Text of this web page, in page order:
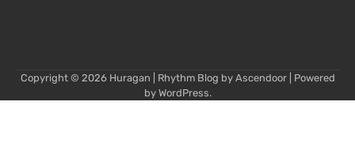
Copyright © 2026 Huragan | Rhythm Blog by Ascendoor| Powered
by WordPress.